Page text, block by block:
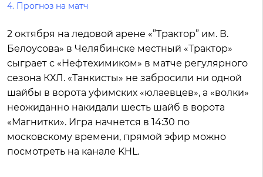
4. Прогноз на матч
2 октября на ледовой арене «”Трактор” им. В.
Белоусова» в Челябинске местный «Трактор»
сыграет с «Нефтехимиком» в матче регулярного
сезона КХЛ. «Танкисты» не забросили ни одной
шайбы в ворота уфимских «юлаевцев», а «волки»
неожиданно накидали шесть шайб в ворота
«Магнитки». Игра начнется в 14:30 по
московскому времени, прямой эфир можно
посмотреть на канале KHL.